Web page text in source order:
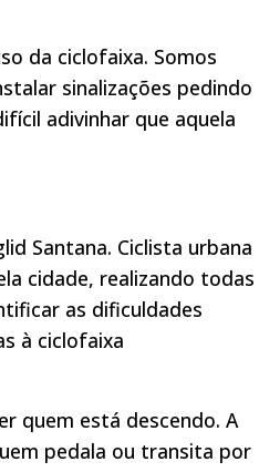
da ciclofaixa. Somos
sinalizações pedindo
adivinhar que aquela
Santana. Ciclista urbana
cidade, realizando todas
as dificuldades
à ciclofaixa
quem está descendo. A
pedala ou transita por